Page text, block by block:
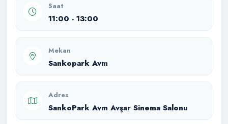
Saat
11:00 - 13:00
Mekan
Sankopark Avm
Adres
SankoPark Avm Avşar Sinema Salonu